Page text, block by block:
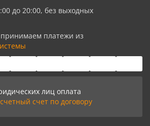
до 20:00, без выходных
платежи из
лиц оплата
счет по договору